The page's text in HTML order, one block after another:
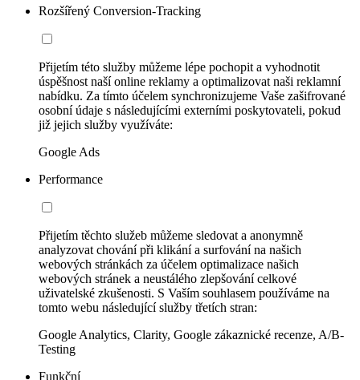
Rozšířený Conversion-Tracking
Přijetím této služby můžeme lépe pochopit a vyhodnotit
úspěšnost naší online reklamy a optimalizovat naši reklamní
nabídku. Za tímto účelem synchronizujeme Vaše zašifrované
osobní údaje s následujícími externími poskytovateli, pokud
již jejich služby využíváte:
Google Ads
Performance
Přijetím těchto služeb můžeme sledovat a anonymně
analyzovat chování při klikání a surfování na našich
webových stránkách za účelem optimalizace našich
webových stránek a neustálého zlepšování celkové
uživatelské zkušenosti. S Vaším souhlasem používáme na
tomto webu následující služby třetích stran:
Google Analytics, Clarity, Google zákaznické recenze, A/B-
Testing
Funkční